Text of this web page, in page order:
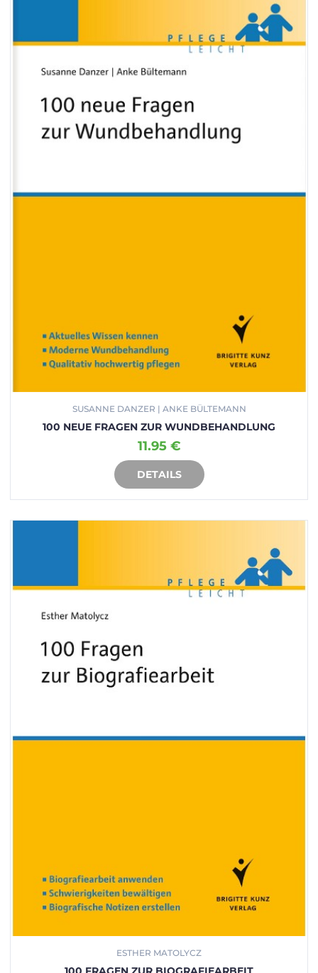
SUSANNE DANZER | ANKE BÜLTEMANN
100 NEUE FRAGEN ZUR WUNDBEHANDLUNG
11.95 €
DETAILS
IN DEN WARENKORB
ESTHER MATOLYCZ